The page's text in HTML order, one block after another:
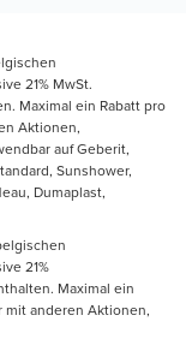
21% MwSt.
Maximal ein Rabatt pro
Aktionen,
auf Geberit,
Sunshower,
Dumaplast,
21%
Maximal ein
mit anderen Aktionen,